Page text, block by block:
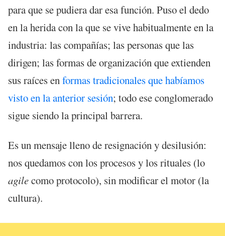
para que se pudiera dar esa función. Puso el dedo
en la herida con la que se vive habitualmente en la
industria: las compañías; las personas que las
dirigen; las formas de organización que extienden
sus raíces enformas tradicionales que habíamos
visto en la anterior sesión; todo ese conglomerado
sigue siendo la principal barrera.
Es un mensaje lleno de resignación y desilusión:
nos quedamos con los procesos y los rituales (lo
agilecomo protocolo), sin modificar el motor (la
cultura).